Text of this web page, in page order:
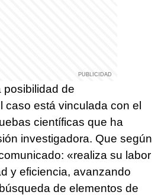
posibilidad de
caso está vinculada con el
científicas que ha
investigadora. Que según
«realiza su labor
y eficiencia, avanzando
de elementos de